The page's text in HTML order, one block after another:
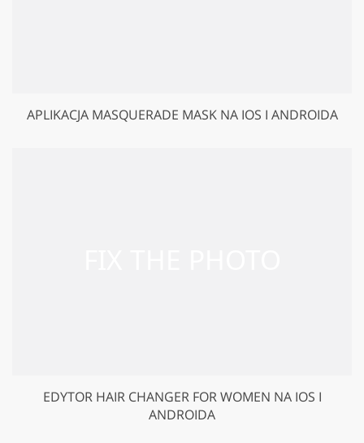
APLIKACJA MASQUERADE MASK NA IOS I ANDROIDA
EDYTOR HAIR CHANGER FOR WOMEN NA IOS I
ANDROIDA